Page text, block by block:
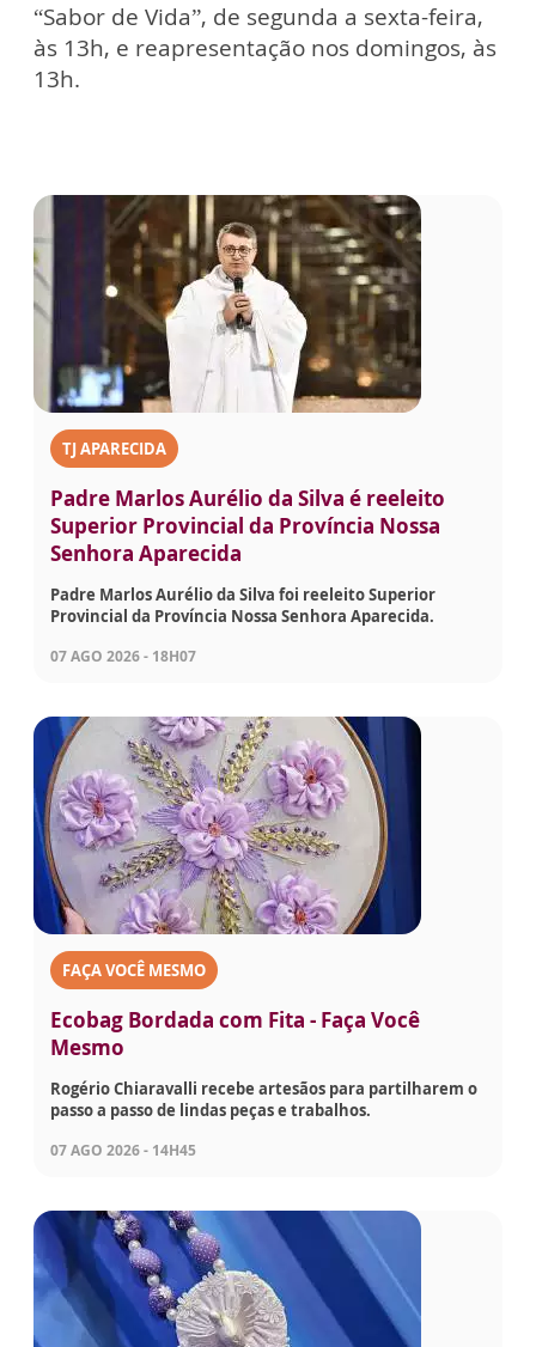
“Sabor de Vida”, de segunda a sexta-feira,
às 13h, e reapresentação nos domingos, às
13h.
TJ APARECIDA
Padre Marlos Aurélio da Silva é reeleito
Superior Provincial da Província Nossa
Senhora Aparecida
Padre Marlos Aurélio da Silva foi reeleito Superior
Provincial da Província Nossa Senhora Aparecida.
07 AGO 2026 - 18H07
FAÇA VOCÊ MESMO
Ecobag Bordada com Fita - Faça Você
Mesmo
Rogério Chiaravalli recebe artesãos para partilharem o
passo a passo de lindas peças e trabalhos.
07 AGO 2026 - 14H45